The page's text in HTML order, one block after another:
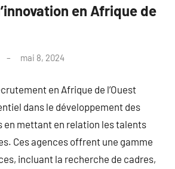
en Afrique de
mai 8, 2024
en Afrique de l’Ouest
dans le développement des
en mettant en relation les talents
Ces agences offrent une gamme
incluant la recherche de cadres,